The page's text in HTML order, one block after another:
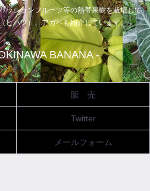
ッションフルーツ等の熱帯果樹を栽培して
ヒハツ）、アガベも紹介しています。
BANANA -
販 売
Twitter
メールフォーム